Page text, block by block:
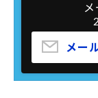
メー